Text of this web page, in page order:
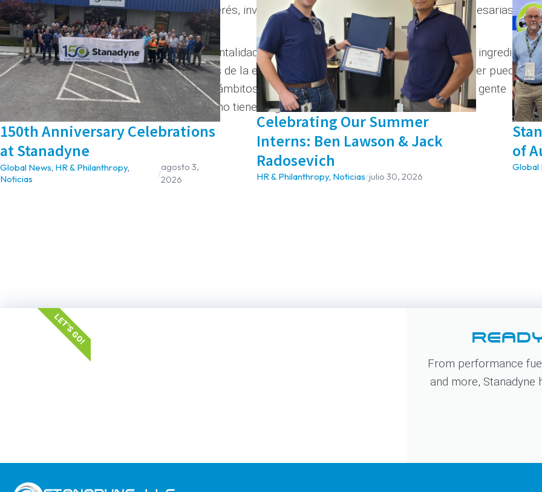
campo de trabajo que despierta su interés, investigue, tome las clases o la formación necesarias y
pruébelo.
Valeria: Confía en ti mismo, ten una mentalidad abierta y no te rindas nunca. Estos son los ingredientes
para tener éxito. Creo que las palabras de la escritora y poeta estadounidense Alice Walker pueden
inspirar a todo el mundo en todos los ámbitos de su vida: "La forma más común en que la gente
renuncia a su poder es pensando que no tiene ninguno".
150th Anniversary Celebrations
at Stanadyne
Global News, HR & Philanthropy,
Noticias
/
agosto 3,
2026
Celebrating Our Summer
Interns: Ben Lawson & Jack
Radosevich
HR & Philanthropy, Noticias/julio 30, 2026
of
Global
From performance
and more,
LET'S GO!